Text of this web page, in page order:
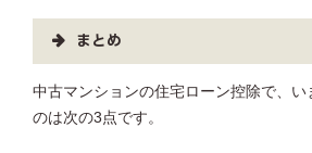
まとめ
中古マンションの住宅ローン控除で、
のは次の3点です。